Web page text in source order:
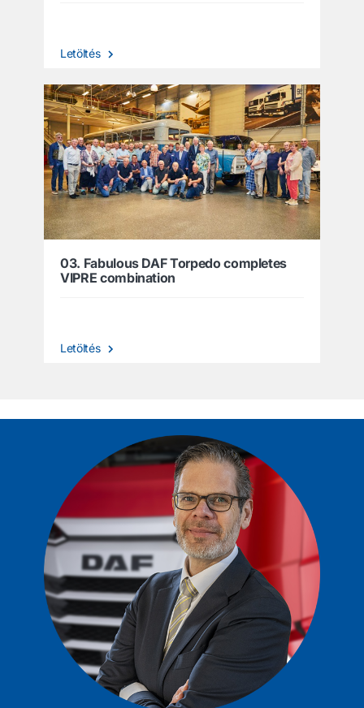
Letöltés
03. Fabulous DAF Torpedo completes
VIPRE combination
Letöltés